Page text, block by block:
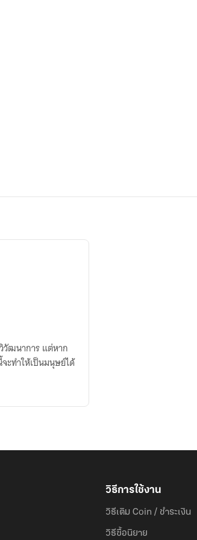
วัฒนาการ แต่หาก
ะทำให้เป็นมนุษย์ได้
วิธีการใช้งาน
วิธีเติม Coin / ชำระเงิน
วิธีซื้อนิยาย